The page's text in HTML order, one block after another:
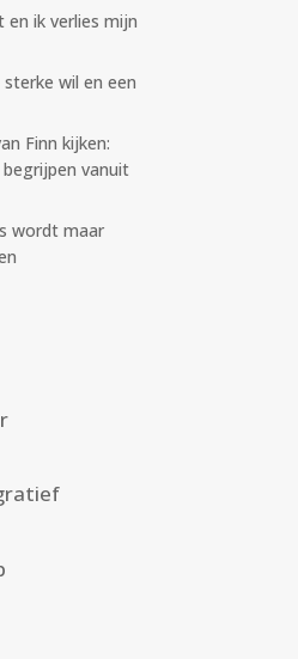
ik verlies mijn
wil en een
Finn kijken:
vanuit
wordt maar